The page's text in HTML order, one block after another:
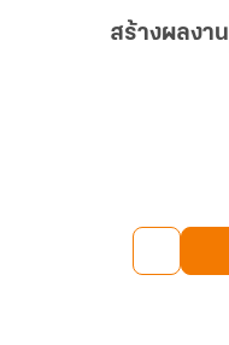
สร้างผลงาน